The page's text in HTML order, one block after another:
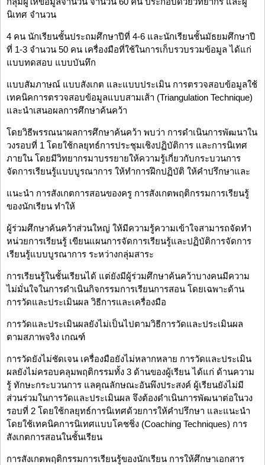
นิเทศ จำนวน
4 คน นักเรียนชั้นประถมศึกษาปีที่ 4-6 และนักเรียนชั้นมัธยมศึกษาปี
ที่ 1-3 จำนวน 50 คน เครื่องมือที่ใช้ในการเก็บรวบรวมข้อมูล ได้แก่
แบบทดสอบ แบบบันทึก
แบบสัมภาษณ์ แบบสังเกต และแบบประเมิน การตรวจสอบข้อมูลใช้
เทคนิคการตรวจสอบข้อมูลแบบสามเส้า (Triangulation Technique)
และนำเสนอผลการศึกษาค้นคว้า
โดยวิธีพรรณนาผลการศึกษาค้นคว้า พบว่า การดำเนินการพัฒนาใน
วงรอบที่ 1 โดยใช้กลยุทธ์การประชุมเชิงปฏิบัติการ และการนิเทศ
ภายใน โดยมีวิทยากรมาบรรยายให้ความรู้เกี่ยวกับกระบวนการ
จัดการเรียนรู้แบบบูรณาการ ให้ทำการฝึกปฏิบัติ ให้คำปรึกษาและ
แนะนำ การสังเกตการสอนของครู การสังเกตพฤติกรรมการเรียนรู้
ของนักเรียน ทำให้
ผู้ร่วมศึกษาค้นคว้าส่วนใหญ่ ให้มีความรู้ความเข้าใจสามารถจัดทำ
หน่วยการเรียนรู้ เขียนแผนการจัดการเรียนรู้และปฏิบัติการจัดการ
เรียนรู้แบบบูรณาการ ระหว่างกลุ่มสาระ
การเรียนรู้ในชั้นเรียนได้ แต่ยังมีผู้ร่วมศึกษาค้นคว้าบางคนมีความ
ไม่มั่นใจในการดำเนินกิจกรรมการเรียนการสอน โดยเฉพาะด้าน
การวัดและประเมินผล วิธีการและเครื่องมือ
การวัดและประเมินผลยังไม่เป็นไปตามวิธีการวัดและประเมินผล
ตามสภาพจริง เกณฑ์
การวัดยังไม่ชัดเจน เครื่องมือยังไม่หลากหลาย การวัดและประเมิน
ผลยังไม่ครอบคลุมพฤติกรรมทั้ง 3 ด้านของผู้เรียน ได้แก่ ด้านความ
รู้ ทักษะกระบวนการ แลคุณลักษณะอันพึงประสงค์ ผู้เรียนยังไม่มี
ส่วนร่วมในการวัดและประเมินผล จึงต้องดำเนินการพัฒนาต่อในวง
รอบที่ 2 โดยใช้กลยุทธ์การนิเทศด้วยการให้คำปรึกษา และแนะนำ
โดยใช้เทคนิคการนิเทศแบบโคชชิ่ง (Coaching Techniques) การ
สังเกตการสอนในชั้นเรียน
การสังเกตพฤติกรรมการเรียนรู้ของนักเรียน การให้ศึกษาเอกสาร